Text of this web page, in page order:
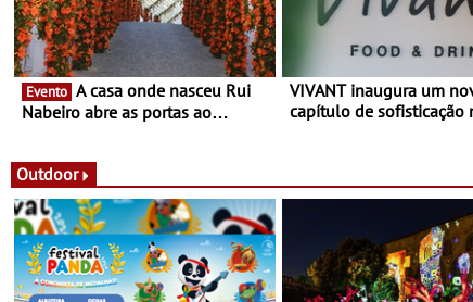
Evento
Nabeiro abre as portas ao
entre 8 e 16 de agosto
VIVANT inaugura um
capítulo de sofisticação
gastronomia
cocktails de assinatura
Outdoor